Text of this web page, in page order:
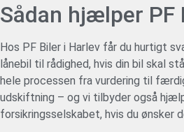
Sådan hjælper PF
Hos PF Biler i Harlev får du hurtigt
lånebil til rådighed, hvis din bil skal
hele processen fra vurdering til
udskiftning – og vi tilbyder også
forsikringsselskabet, hvis du ønsker